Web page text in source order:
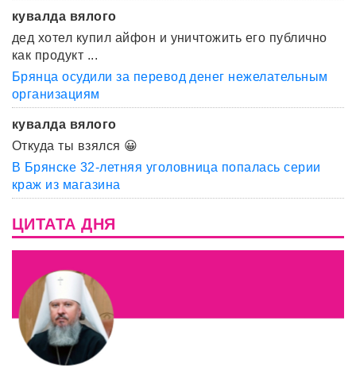
кувалда вялого
дед хотел купил айфон и уничтожить его публично
как продукт ...
Брянца осудили за перевод денег нежелательным
организациям
кувалда вялого
Откуда ты взялся 😀
В Брянске 32-летняя уголовница попалась серии
краж из магазина
ЦИТАТА ДНЯ